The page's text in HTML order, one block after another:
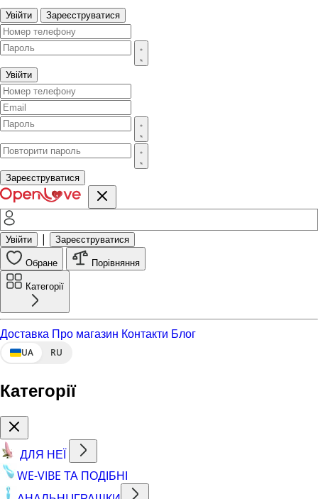
Увійти Зареєструватися
Увійти
Зареєструватися
Увійти | Зареєструватися
Обране Порівняння
Категорії
Доставка Про магазин Контакти Блог
UA RU
Категорії
ДЛЯ НЕЇ
WE-VIBE ТА ПОДІБНІ